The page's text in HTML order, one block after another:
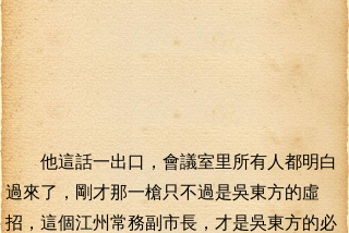
他這話一出口，會議室里所有人都明白
過來了，剛才那一槍只不過是吳東方的虛
招，這個江州常務副市長，才是吳東方的必